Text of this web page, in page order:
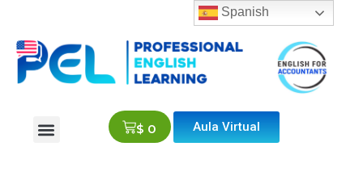
$ 0 Aula Virtual
Spanish